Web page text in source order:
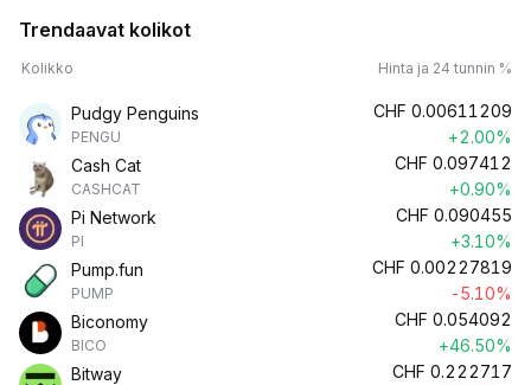
Trendaavat kolikot
Kolikko Hinta ja 24 tunnin %
Pudgy Penguins
PENGU
CHF 0.00611209
+2.00%
Cash Cat
CASHCAT
CHF 0.097412
+0.90%
Pi Network
PI
CHF 0.090455
+3.10%
Pump.fun
PUMP
CHF 0.00227819
-5.10%
Biconomy
BICO
CHF 0.054092
+46.50%
Bitway
CHF 0.222717